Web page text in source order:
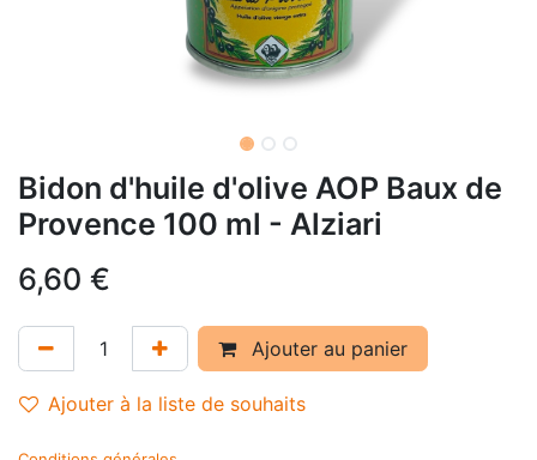
Bidon d'huile d'olive AOP Baux de
Provence 100 ml - Alziari
6,60 €
Ajouter au panier
Ajouter à la liste de souhaits